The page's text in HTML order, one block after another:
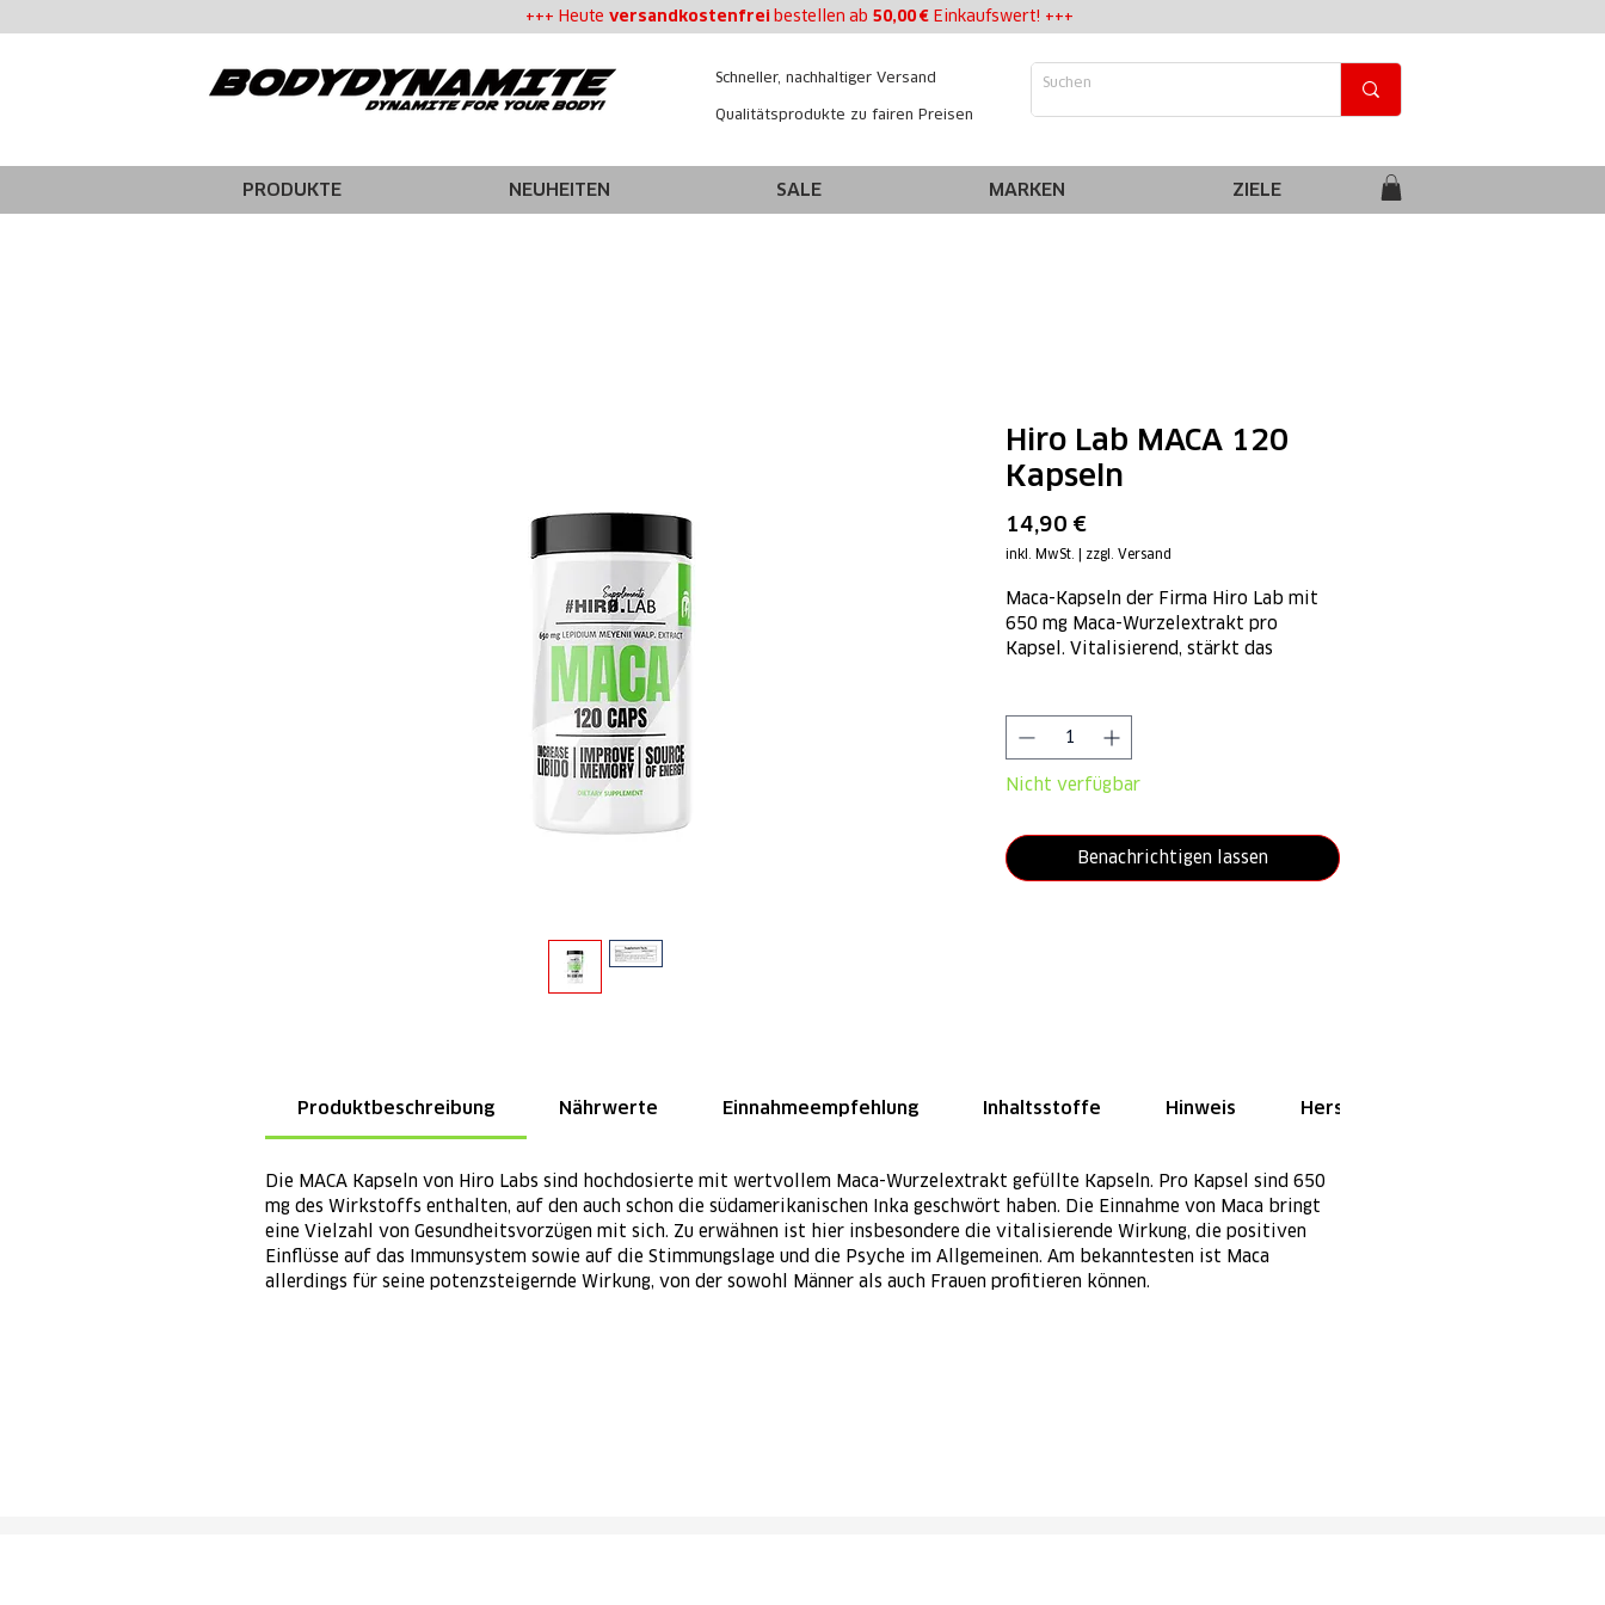
+++ Heute versandkostenfrei bestellen ab 50,00 € Einkaufswert! +++
Schneller, nachhaltiger Versand
Qualitätsprodukte zu fairen Preisen
PRODUKTE NEUHEITEN SALE MARKEN ZIELE
Hiro Lab MACA 120
Kapseln
14,90 €
inkl. MwSt. | zzgl. Versand
Maca-Kapseln der Firma Hiro Lab mit
650 mg Maca-Wurzelextrakt pro
Kapsel. Vitalisierend, stärkt das
Nicht verfügbar
Benachrichtigen lassen
Produktbeschreibung Nährwerte Einnahmeempfehlung Inhaltsstoffe Hinweis Hersteller
Die MACA Kapseln von Hiro Labs sind hochdosierte mit wertvollem Maca-Wurzelextrakt gefüllte Kapseln. Pro Kapsel sind 650
mg des Wirkstoffs enthalten, auf den auch schon die südamerikanischen Inka geschwört haben. Die Einnahme von Maca bringt
eine Vielzahl von Gesundheitsvorzügen mit sich. Zu erwähnen ist hier insbesondere die vitalisierende Wirkung, die positiven
Einflüsse auf das Immunsystem sowie auf die Stimmungslage und die Psyche im Allgemeinen. Am bekanntesten ist Maca
allerdings für seine potenzsteigernde Wirkung, von der sowohl Männer als auch Frauen profitieren können.